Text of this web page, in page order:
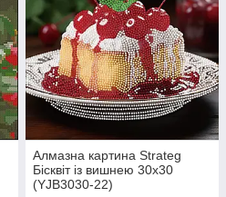
Алмазна картина Strateg
Бісквіт із вишнею 30х30
(YJB3030-22)